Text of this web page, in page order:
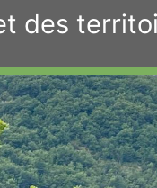
des